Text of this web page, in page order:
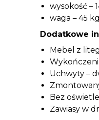
wysokość –
waga – 45 kg
Dodatkowe
Mebel z
Uchwyty –
Bez
Zawiasy w